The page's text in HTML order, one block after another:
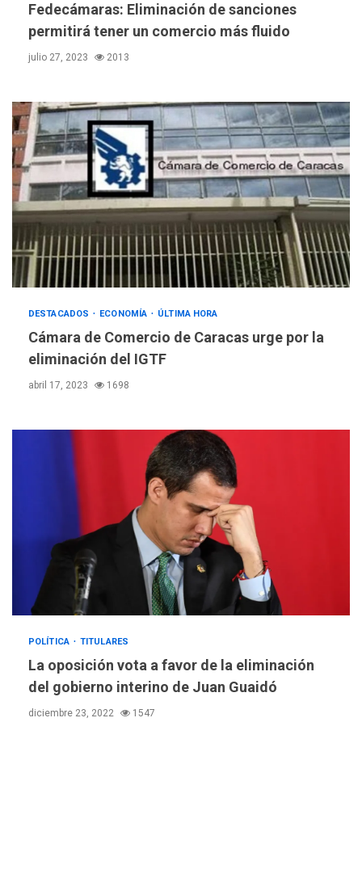
Fedecámaras: Eliminación de sanciones
permitirá tener un comercio más fluido
julio 27, 2023 2013
DESTACADOS ECONOMÍA ÚLTIMA HORA
Cámara de Comercio de Caracas urge por la
eliminación del IGTF
abril 17, 2023 1698
POLÍTICA TITULARES
La oposición vota a favor de la eliminación
del gobierno interino de Juan Guaidó
diciembre 23, 2022 1547
3
ÚLTIMA HORA
Gobierno y AN2015 en
Hiroshima 81 años de la
debacle atómica. Japón
debate principios no
nucleares
5
INTERNACIONALES
TITULARES
ÚLTIMA HORA
Trump vuelve intenta
nuevamente limitar
ciudadanía por nacimiento
6
Ucrania y Rusia intensifican
ofensivas de largo alcance